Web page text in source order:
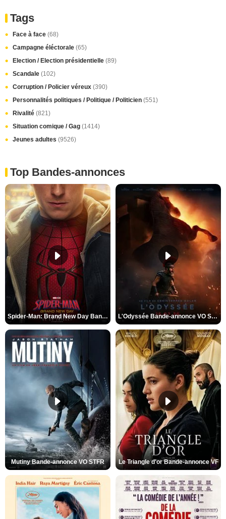
Tags
Face à face (68)
Campagne éléctorale (65)
Election / Election présidentielle (89)
Scandale (102)
Corruption / Policier véreux (390)
Personnalités politiques / Politique / Politicien (551)
Rivalité (821)
Situation comique / Gag (1414)
Jeunes adultes (9526)
Top Bandes-annonces
Spider-Man: Brand New Day Bande-annonce VO STFR L'Odyssée Bande-annonce VO STFR
Mutiny Bande-annonce VO STFR Le Triangle d'or Bande-annonce VF